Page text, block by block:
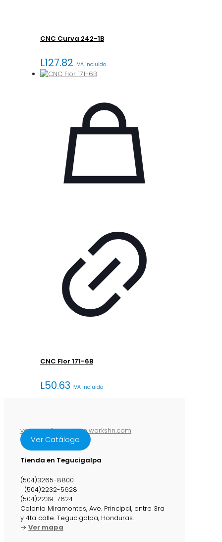
CNC Curva 242-1B
L127.82 IVA incluido
CNC Flor 171-6B
L50.63 IVA incluido
ventasenlinea@steelworkshn.com
Ver Catálogo
Tienda en Tegucigalpa
(504)3265-8800
(504)2232-5628
(504)2239-7624
Colonia Miramontes, Ave. Principal, entre 3ra
y 4ta calle. Tegucigalpa, Honduras.
→ Ver mapa